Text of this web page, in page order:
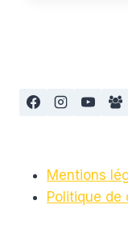
Mentions
Politique de